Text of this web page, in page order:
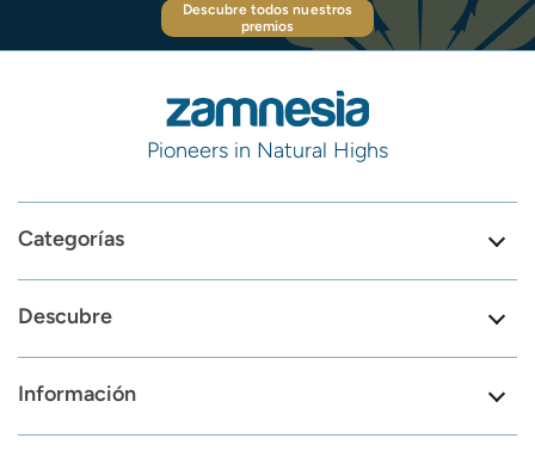
Descubre todos nuestros
premios
Pioneers in Natural Highs
Categorías
Descubre
Información